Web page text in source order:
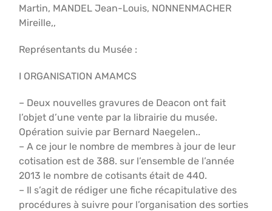
Martin, MANDEL Jean-Louis, NONNENMACHER
Mireille,,
Représentants du Musée :
I ORGANISATION AMAMCS
– Deux nouvelles gravures de Deacon ont fait
l’objet d’une vente par la librairie du musée.
Opération suivie par Bernard Naegelen..
– A ce jour le nombre de membres à jour de leur
cotisation est de 388. sur l’ensemble de l’année
2013 le nombre de cotisants était de 440.
– Il s’agit de rédiger une fiche récapitulative des
procédures à suivre pour l’organisation des sorties